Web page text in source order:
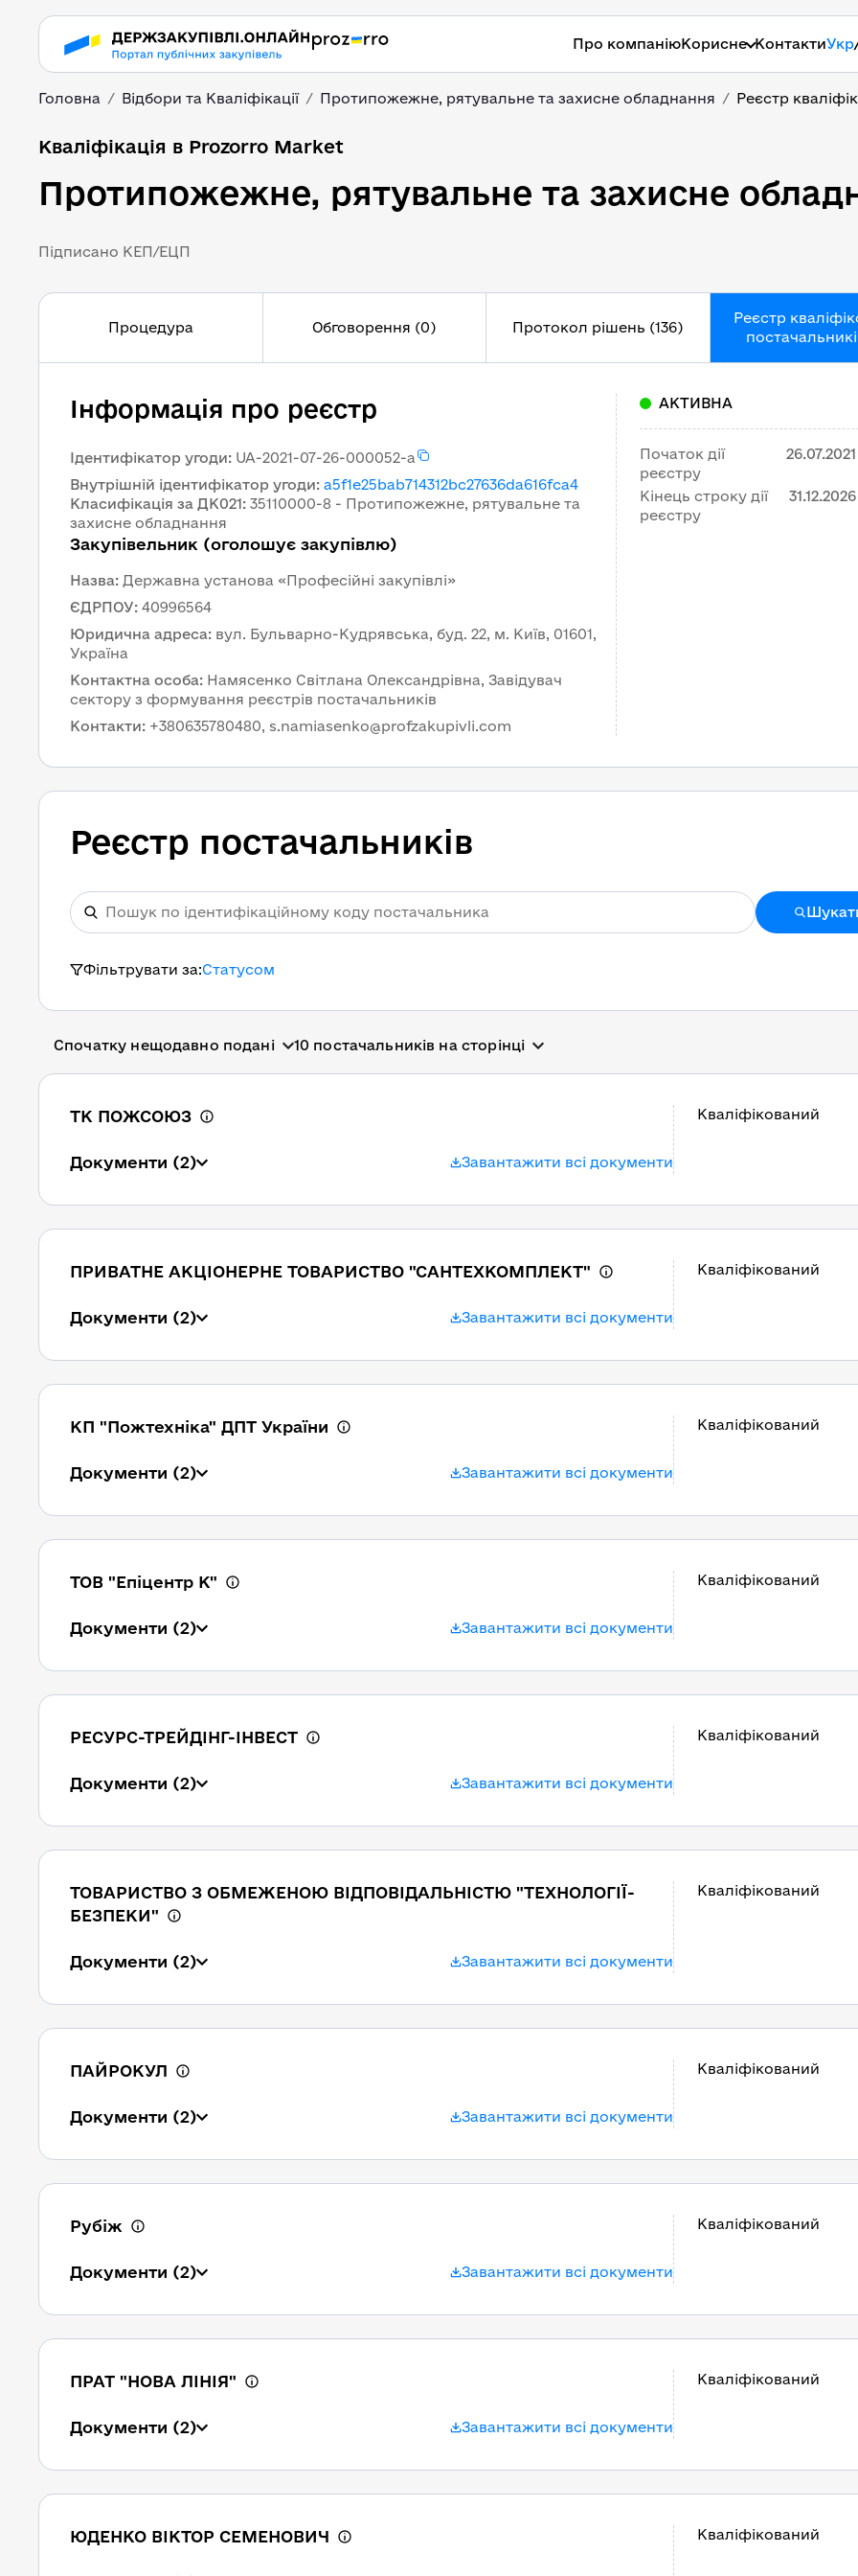
Про компаніюКорисне КонтактиУкр
Головна Відбори та Кваліфікації Протипожежне, рятувальне та захисне обладнання Реєстр
Кваліфікація в Prozorro Market
Протипожежне, рятувальне та захисне
Підписано КЕП/ЕЦП
Процедура Обговорення (0) Протокол рішень (136)
Реєстр
Інформація про реєстр
Ідентифікатор угоди: UA-2021-07-26-000052-a
Внутрішній ідентифікатор угоди: a5f1e25bab714312bc27636da616fca4
Класифікація за ДК021: 35110000-8 - Протипожежне, рятувальне та
захисне обладнання
Закупівельник (оголошує закупівлю)
Назва: Державна установа «Професійні закупівлі»
ЄДРПОУ: 40996564
Юридична адреса: вул. Бульварно-Кудрявська, буд. 22, м. Київ, 01601,
Україна
Контактна особа: Намясенко Світлана Олександрівна, Завідувач
сектору з формування реєстрів постачальників
Контакти: +380635780480, s.namiasenko@profzakupivli.com
АКТИВНА
Початок дії
реєстру
26.07.2021
Кінець строку дії
реєстру
31.12.2026
Реєстр постачальників
Фільтрувати за:Статусом
Спочатку нещодавно подані 10 постачальників на сторінці
ТК ПОЖСОЮЗ
Документи (2) Завантажити всі документи
Кваліфікований
ПРИВАТНЕ АКЦІОНЕРНЕ ТОВАРИСТВО "САНТЕХКОМПЛЕКТ"
Документи (2) Завантажити всі документи
Кваліфікований
КП "Пожтехніка" ДПТ України
Документи (2) Завантажити всі документи
Кваліфікований
ТОВ "Епіцентр К"
Документи (2) Завантажити всі документи
Кваліфікований
РЕСУРС-ТРЕЙДІНГ-ІНВЕСТ
Документи (2) Завантажити всі документи
Кваліфікований
ТОВАРИСТВО З ОБМЕЖЕНОЮ ВІДПОВІДАЛЬНІСТЮ "ТЕХНОЛОГІЇ-
БЕЗПЕКИ"
Документи (2) Завантажити всі документи
Кваліфікований
ПАЙРОКУЛ
Документи (2) Завантажити всі документи
Кваліфікований
Рубіж
Документи (2) Завантажити всі документи
Кваліфікований
ПРАТ "НОВА ЛІНІЯ"
Документи (2) Завантажити всі документи
Кваліфікований
ЮДЕНКО ВІКТОР СЕМЕНОВИЧ Кваліфікований